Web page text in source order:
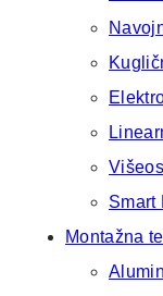
Smart
Montažna